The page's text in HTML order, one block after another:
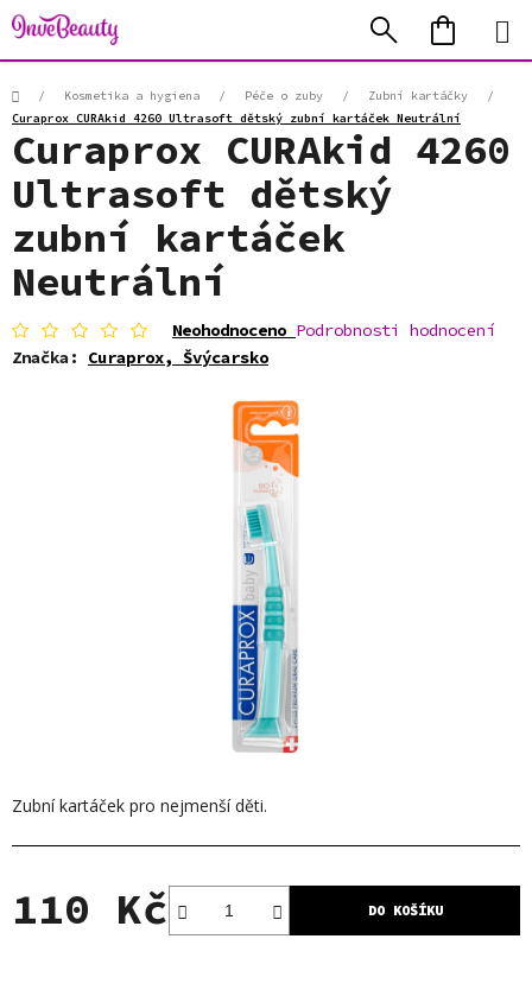
Přejít
na
obsah
Hledat
KOŠÍK
Domů/ Kosmetika a hygiena / Péče o zuby / Zubní kartáčky
/
Curaprox CURAkid 4260 Ultrasoft dětský zubní kartáček Neutrální
Zubní kartáček pro nejmenší děti.
110 Kč DO KOŠÍKU
Curaprox CURAkid 4260
Ultrasoft dětský
zubní kartáček
Neutrální
Průměrné
hodnocení
produktu
hvězdiček.
Neohodnoceno Podrobnosti hodnocení
Značka: Curaprox, Švýcarsko